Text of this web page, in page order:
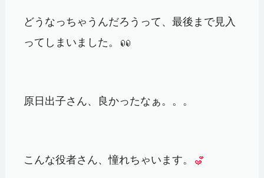
どうなっちゃうんだろうって、最後まで見入
ってしまいました。
原日出子さん、良かったなぁ。。。
こんな役者さん、憧れちゃいます。